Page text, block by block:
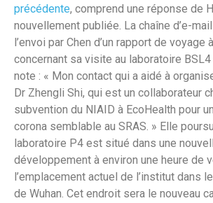
précédente, comprend une réponse de
nouvellement publiée. La chaîne d’e-
l’envoi par Chen d’un rapport de
concernant sa visite au laboratoire BSL4
note : « Mon contact qui a aidé à
Dr Zhengli Shi, qui est un collaborateur
subvention du NIAID à EcoHealth pour
corona semblable au SRAS. » Elle
laboratoire P4 est situé dans une
développement à environ une heure de
l’emplacement actuel de l’institut dans
de Wuhan. Cet endroit sera le nouveau